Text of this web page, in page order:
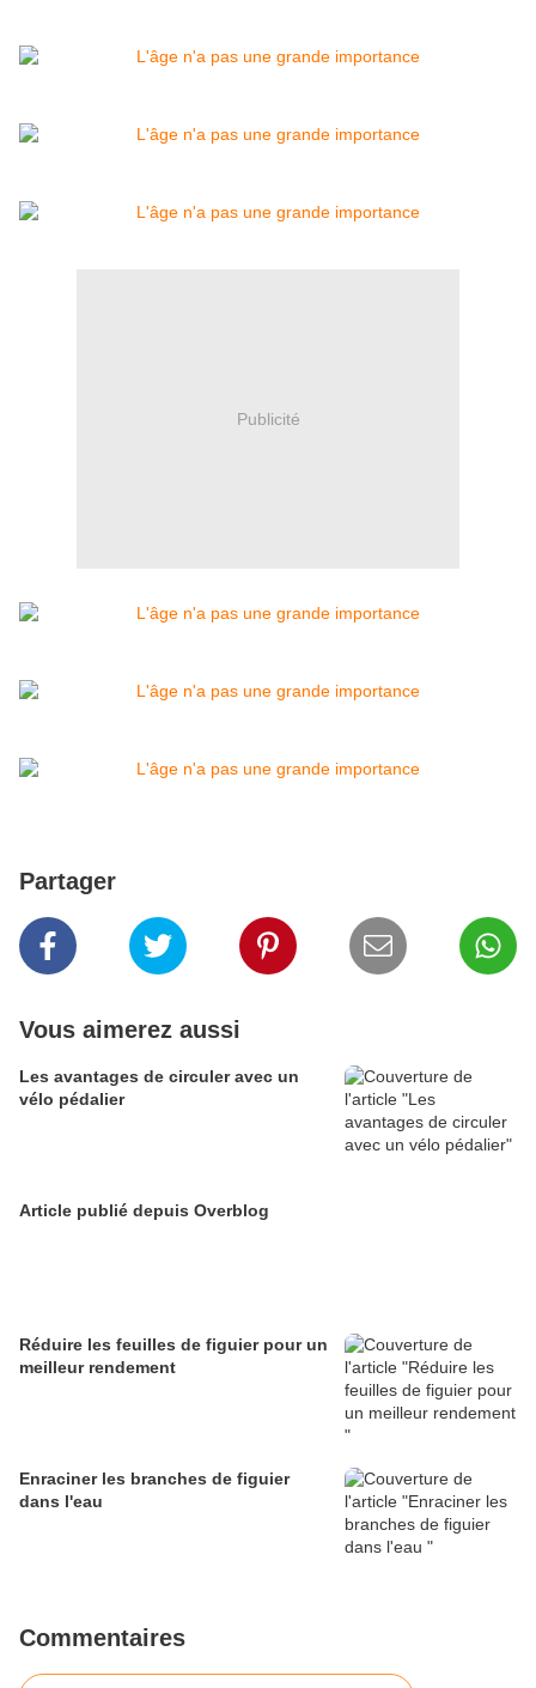
Publicité
Partager
Vous aimerez aussi
Les avantages de circuler avec un
vélo pédalier
Article publié depuis Overblog
Réduire les feuilles de figuier pour un
meilleur rendement
Enraciner les branches de figuier
dans l'eau
Commentaires